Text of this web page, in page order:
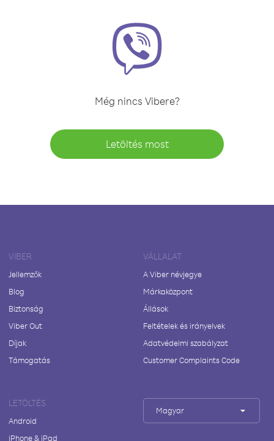
Még nincs Vibere?
Letöltés most
VIBER
Jellemzők
Blog
Biztonság
Viber Out
Díjak
Támogatás
VÁLLALAT
A Viber névjegye
Márkaközpont
Állások
Feltételek és irányelvek
Adatvédelmi szabályzat
Customer Complaints Code
LETÖLTÉS
Android
iPhone & iPad
Magyar